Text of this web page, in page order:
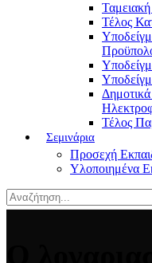
Ταμειακή
Τέλος
Τέλος
Σεμινάρια
Προσεχή
Υλοποιημένα